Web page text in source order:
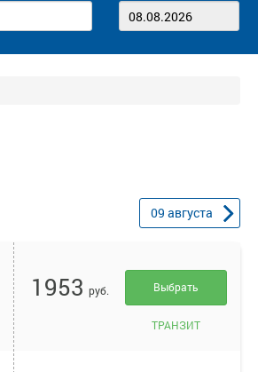
09 августа
1953 руб. Выбрать
ТРАНЗИТ